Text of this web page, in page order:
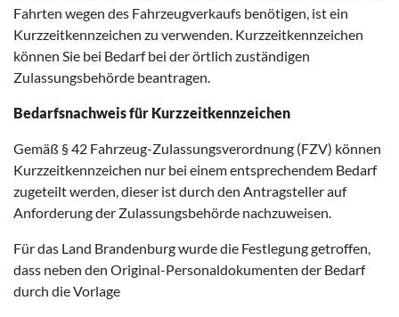
Fahrten wegen des Fahrzeugverkaufs benötigen, ist ein
Kurzzeitkennzeichen zu verwenden. Kurzzeitkennzeichen
können Sie bei Bedarf bei der örtlich zuständigen
Zulassungsbehörde beantragen.
Bedarfsnachweis für Kurzzeitkennzeichen
Gemäß § 42 Fahrzeug-Zulassungsverordnung (FZV) können
Kurzzeitkennzeichen nur bei einem entsprechendem Bedarf
zugeteilt werden, dieser ist durch den Antragsteller auf
Anforderung der Zulassungsbehörde nachzuweisen.
Für das Land Brandenburg wurde die Festlegung getroffen,
dass neben den Original-Personaldokumenten der Bedarf
durch die Vorlage